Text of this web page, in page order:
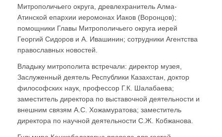
Митрополичьего округа, древлехранитель Алма-
Атинской епархии иеромонах Иаков (Воронцов);
помощники Главы Митрополичьего округа иерей
Георгий Сидоров и А. Ивашинин; сотрудники Агентства
православных новостей.
Владыку митрополита встречали: ди⁠ректор музея,
Заслуженный деятель Республики Казахстан, доктор
философских наук, профессор Г.К. Шалабаева;
заместитель директора по выставочной деятельности и
внешним связям А.С. Хожамуратова; заместитель
директора по научной деятельности С.Ж. Кобжанова.